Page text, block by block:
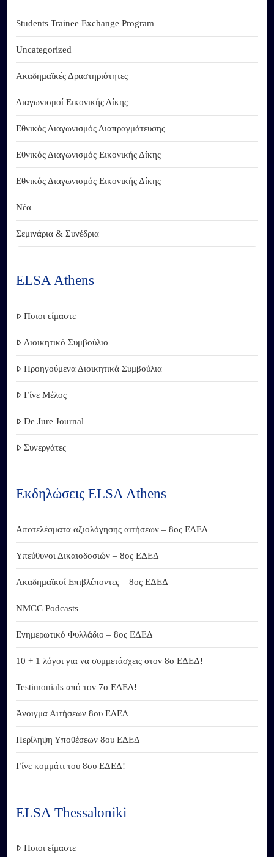
Students Trainee Exchange Program
Uncategorized
Ακαδημαϊκές Δραστηριότητες
Διαγωνισμοί Εικονικής Δίκης
Εθνικός Διαγωνισμός Διαπραγμάτευσης
Εθνικός Διαγωνισμός Εικονικής Δίκης
Εθνικός Διαγωνισμός Εικονικής Δίκης
Νέα
Σεμινάρια & Συνέδρια
ELSA Athens
Ποιοι είμαστε
Διοικητικό Συμβούλιο
Προηγούμενα Διοικητικά Συμβούλια
Γίνε Μέλος
De Jure Journal
Συνεργάτες
Εκδηλώσεις ELSA Athens
Αποτελέσματα αξιολόγησης αιτήσεων – 8ος ΕΔΕΔ
Υπεύθυνοι Δικαιοδοσιών – 8ος ΕΔΕΔ
Ακαδημαϊκοί Επιβλέποντες – 8ος ΕΔΕΔ
NMCC Podcasts
Ενημερωτικό Φυλλάδιο – 8ος ΕΔΕΔ
10 + 1 λόγοι για να συμμετάσχεις στον 8ο ΕΔΕΔ!
Testimonials από τον 7ο ΕΔΕΔ!
Άνοιγμα Αιτήσεων 8ου ΕΔΕΔ
Περίληψη Υποθέσεων 8ου ΕΔΕΔ
Γίνε κομμάτι του 8ου ΕΔΕΔ!
ELSA Thessaloniki
Ποιοι είμαστε